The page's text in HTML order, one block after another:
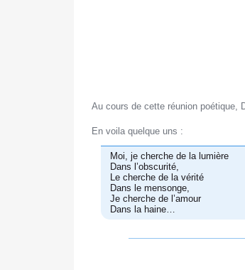
Au cours de cette réunion poétique,
En voila quelque uns :
Moi, je cherche de la lumière
Dans l’obscurité,
Le cherche de la vérité
Dans le mensonge,
Je cherche de l’amour
Dans la haine…